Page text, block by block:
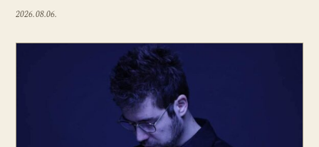
2026.08.06.